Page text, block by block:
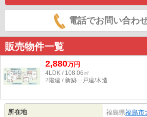
電話でお問い合わ
販売物件一覧
2,880万円
4LDK / 108.06㎡
2階建 / 新築一戸建/木造
所在地 福島県福島市